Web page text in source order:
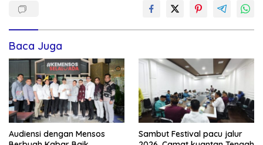
Baca Juga
Audiensi dengan Mensos
Sambut Festival pacu jalur